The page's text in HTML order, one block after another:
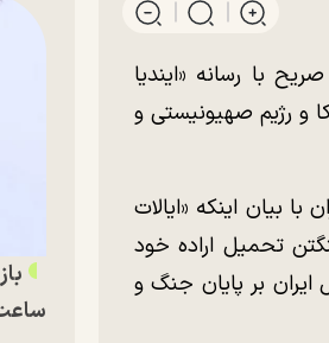
با رسانه «ایندیا
و رژیم صهیونیستی و
بیان اینکه «ایالات
تحمیل اراده خود
بر پایان جنگ و